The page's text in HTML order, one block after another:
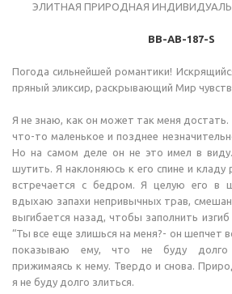
ЭЛИТНАЯ ПРИРОДНАЯ
BB-AB-187-S
Погода сильнейшей романтики!
пряный эликсир, раскрывающий Мир
Я не знаю, как он может так меня
что-то маленькое и позднее
Но на самом деле он не это имел в
шутить. Я наклоняюсь к его спине и кладу
встречается с бедром. Я целую его в
вдыхаю запахи непривычных трав,
выгибается назад, чтобы заполнить
“Ты все еще злишься на меня?- он шепчет
показываю ему, что не буду долго
прижимаясь к нему. Твердо и снова.
я не буду долго злиться.